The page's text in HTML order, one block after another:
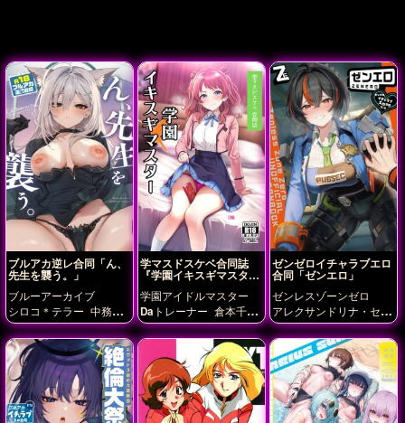
ブルアカ逆レ合同「ん、
先生を襲う。」
ブルーアーカイブ
シロコ＊テラー 中務キ
リノ 伊原木ヨシミ 合歓
垣フブキ 夜桜キララ 尾
刃カンナ 戒野ミサキ 杏
山カズサ 柚鳥ナツ 栗村
アイリ
槌永ヒヨリ 秤ア
ツコ
羽川ハスミ
聖園ミ
カ 調月リオ 錠前サオ
リ 飛鳥馬トキ
学マスドスケベ合同誌
『学園イキスギマスタ
学園アイドルマスター
Daトレーナー 倉本千
奈 姫崎莉波 月村手毬
有村麻央 根緒亜紗里 篠
花海佑芽 花海咲
季 葛城リーリヤ 藤田こ
とね
ゼンゼロイチャラブエロ
合同「ゼンエロ」
ゼンレスゾーンゼロ
アレクサンドリナ・セバ
スチャン エレン・ジョ
ー キング・シーザー グ
レース・ハワード ジェ
ーン・ドゥ ニコ・デマ
ラ リン(ゼンゼロ) 朱
鳶